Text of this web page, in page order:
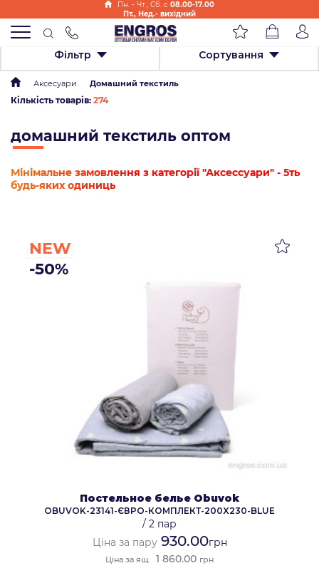
Пн. - Чт., Cб. с 08.00-17.00
Пт., Нед.- вихідний
Фільтр Сортування
Аксесуари Домашний текстиль
Кількість товарів: 274
домашний текстиль оптом
Мінімальне замовлення з категорії "Аксессуари" - 5ть
будь-яких одиниць
NEW
-50%
Постельное белье Obuvok
OBUVOK-23141-ЄВРО-КОМПЛЕКТ-200X230-BLUE
/ 2 пар
Ціна за пару930.00грн
Ціна за ящ. 1 860.00 грн